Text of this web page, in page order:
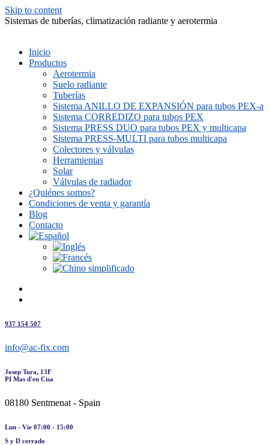
Skip to content
Sistemas de tuberías, climatización radiante y aerotermia
Inicio
Productos
Aerotermia
Suelo radiante
Tuberías
Sistema ANILLO DE EXPANSIÓN para tubos PEX-a
Sistema CORREDIZO para tubos PEX
Sistema PRESS DUO para tubos PEX y multicapa
Sistema PRESS-MULTI para tubos multicapa
Colectores y válvulas
Herramientas
Solar
Válvulas de radiador
¿Quiénes somos?
Condiciones de venta y garantía
Blog
Contacto
937 154 507
info@ac-fix.com
Josep Tura, 13F
PI Mas d'en Cisa
08180 Sentmenat - Spain
Lun - Vie 07:00 - 15:00
S y D cerrado